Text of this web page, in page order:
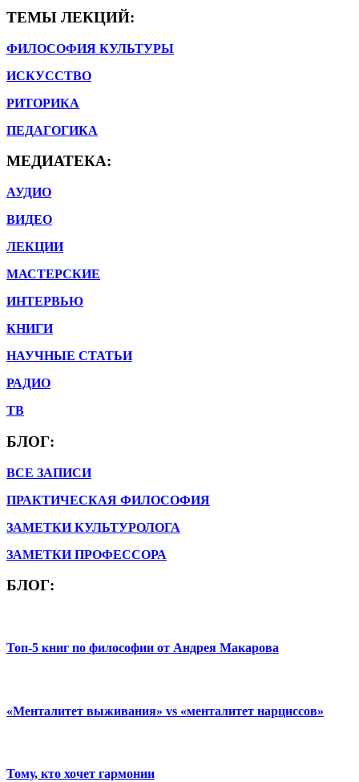
ТЕМЫ ЛЕКЦИЙ:
ФИЛОСОФИЯ КУЛЬТУРЫ
ИСКУССТВО
РИТОРИКА
ПЕДАГОГИКА
МЕДИАТЕКА:
АУДИО
ВИДЕО
ЛЕКЦИИ
МАСТЕРСКИЕ
ИНТЕРВЬЮ
КНИГИ
НАУЧНЫЕ СТАТЬИ
РАДИО
ТВ
БЛОГ:
ВСЕ ЗАПИСИ
ПРАКТИЧЕСКАЯ ФИЛОСОФИЯ
ЗАМЕТКИ КУЛЬТУРОЛОГА
ЗАМЕТКИ ПРОФЕССОРА
БЛОГ:
Топ-5 книг по философии от Андрея Макарова
«Менталитет выживания» vs «менталитет нарциссов»
Тому, кто хочет гармонии